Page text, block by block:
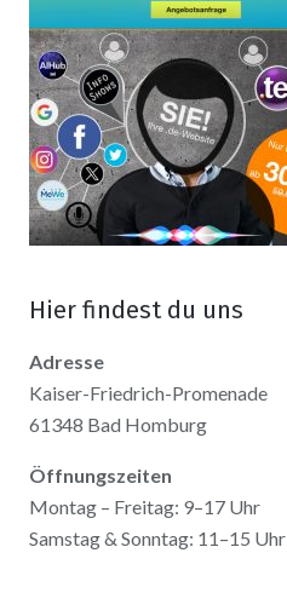
Hier findest du uns
Adresse
Kaiser-Friedrich-Promenade
61348 Bad Homburg
Öffnungszeiten
Montag – Freitag: 9–17 Uhr
Samstag & Sonntag: 11–15 Uhr